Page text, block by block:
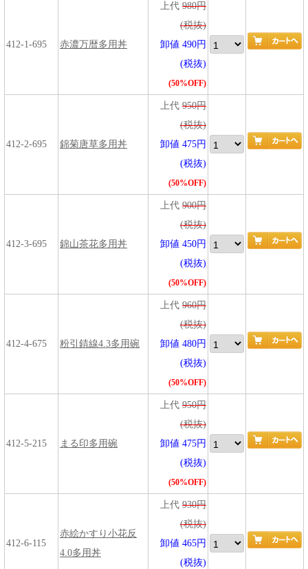
412-1-695 赤濃万暦多用丼
上代 980円
(税抜)
卸値 490円
(税抜)
(50%OFF)
412-2-695 錦菊唐草多用丼
上代 950円
(税抜)
卸値 475円
(税抜)
(50%OFF)
412-3-695 錦山茶花多用丼
上代 900円
(税抜)
卸値 450円
(税抜)
(50%OFF)
412-4-675 粉引錆線4.3多用碗
上代 960円
(税抜)
卸値 480円
(税抜)
(50%OFF)
412-5-215 まる印多用碗
上代 950円
(税抜)
卸値 475円
(税抜)
(50%OFF)
412-6-115
赤絵かすり小花反
4.0多用丼
上代 930円
(税抜)
卸値 465円
(税抜)